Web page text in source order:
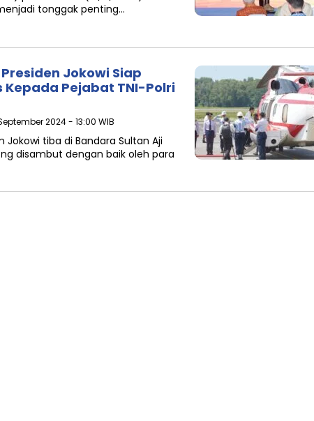
tonggak penting…
Jokowi Siap
Pejabat TNI-Polri
2024 - 13:00 WIB
Jokowi tiba di Bandara Sultan Aji
disambut dengan baik oleh para